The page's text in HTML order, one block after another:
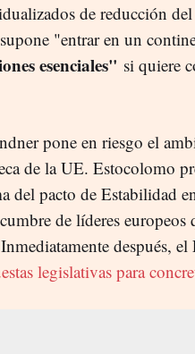
de reducción
"entrar en un
esenciales" si quiere
pone en riesgo el
de la UE. Estocolomo
del pacto de Estabilidad
de líderes europeos
después,
legislativas para